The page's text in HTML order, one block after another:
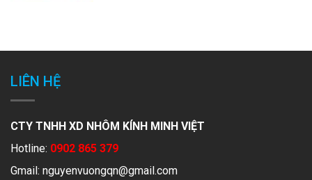
LIÊN HỆ
CTY TNHH XD NHÔM KÍNH MINH VIỆT
Hotline: 0902 865 379
Gmail: nguyenvuongqn@gmail.com